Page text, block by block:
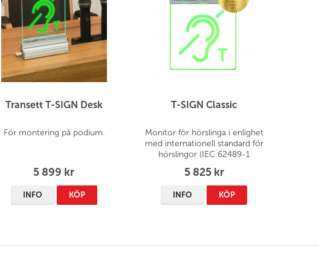
Transett T-SIGN Desk
För montering på podium.
5 899 kr
INFO KÖP
T-SIGN Classic
Monitor för hörslinga i enlighet
med internationell standard för
hörslingor (IEC 62489-1
5 825 kr
INFO KÖP